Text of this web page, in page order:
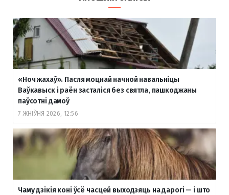
«Ноч жахаў». Пасля моцнай начной навальніцы
Ваўкавыск і раён засталіся без святла, пашкоджаны
паўсотні дамоў
7 ЖНІЎНЯ 2026, 12:56
Чаму дзікія коні ўсё часцей выходзяць на дарогі — і што